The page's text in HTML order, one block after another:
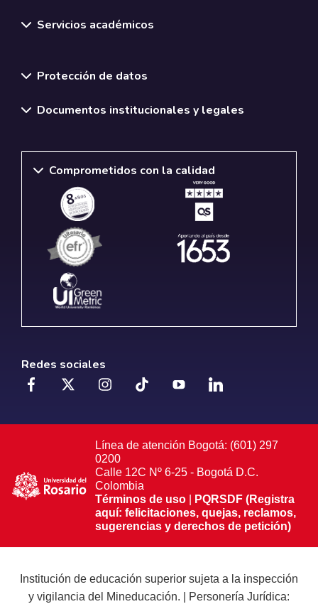
Servicios académicos
Protección de datos
Documentos institucionales y legales
Comprometidos con la calidad
Redes sociales
Línea de atención Bogotá: (601) 297
0200
Calle 12C Nº 6-25 - Bogotá D.C.
Colombia
Términos de uso|
PQRSDF (Registra
aquí: felicitaciones, quejas, reclamos,
sugerencias y derechos de petición)
Institución de educación superior sujeta a la inspección
y vigilancia del Mineducación. | Personería Jurídica: